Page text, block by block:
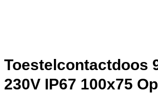
Toestelcontactdoos
230V IP67 100x75